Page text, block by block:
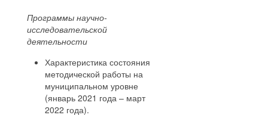
Программы научно-
исследовательской
деятельности
Характеристика состояния
методической работы на
муниципальном уровне
(январь 2021 года – март
2022 года).